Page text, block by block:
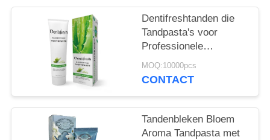
Dentifreshtanden die
Tandpasta's voor
Professionele
Mondelinge niet Giftige
Zorg witten
MOQ:10000pcs
CONTACT
Tandenbleken Bloem
Aroma Tandpasta met